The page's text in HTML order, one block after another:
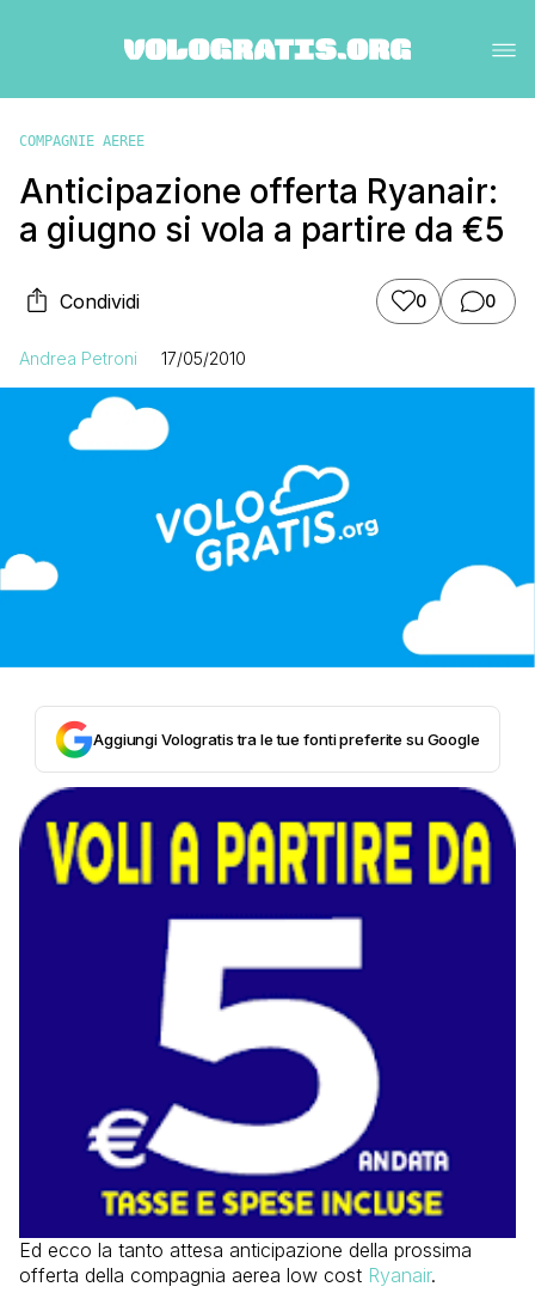
COMPAGNIE AEREE
Anticipazione offerta Ryanair:
a giugno si vola a partire da €5
Condividi 0 0
Andrea Petroni 17/05/2010
Aggiungi Vologratis tra le tue fonti preferite su Google
Ed ecco la tanto attesa anticipazione della prossima
offerta della compagnia aerea low cost Ryanair.